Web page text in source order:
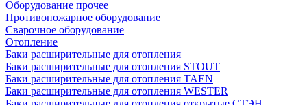
Оборудование прочее
Противопожарное оборудование
Сварочное оборудование
Отопление
Баки расширительные для отопления
Баки расширительные для отопления STOUT
Баки расширительные для отопления TAEN
Баки расширительные для отопления WESTER